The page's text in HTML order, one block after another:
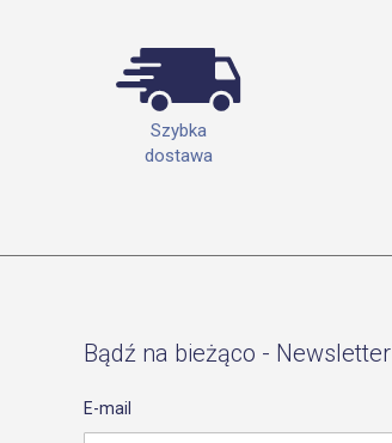
Szybka
dostawa
Bądź na bieżąco - Newsletter
E-mail